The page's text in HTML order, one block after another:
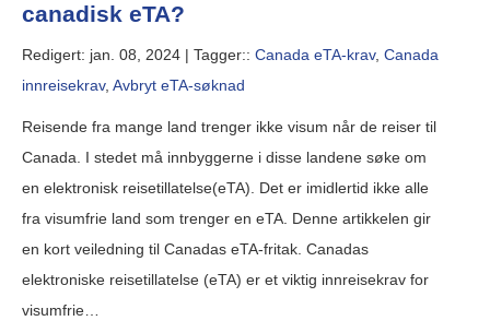
canadisk eTA?
Redigert: jan. 08, 2024 | Tagger:: Canada eTA-krav, Canada
innreisekrav, Avbryt eTA-søknad
Reisende fra mange land trenger ikke visum når de reiser til
Canada. I stedet må innbyggerne i disse landene søke om
en elektronisk reisetillatelse(eTA). Det er imidlertid ikke alle
fra visumfrie land som trenger en eTA. Denne artikkelen gir
en kort veiledning til Canadas eTA-fritak. Canadas
elektroniske reisetillatelse (eTA) er et viktig innreisekrav for
visumfrie…